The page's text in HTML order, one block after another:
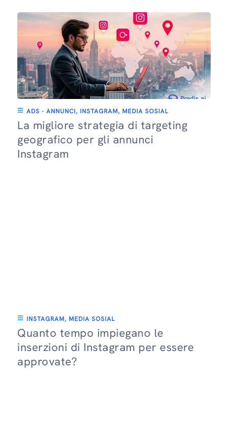
ADS - ANNUNCI, INSTAGRAM, MEDIA SOSIAL
La migliore strategia di targeting
geografico per gli annunci
Instagram
INSTAGRAM, MEDIA SOSIAL
Quanto tempo impiegano le
inserzioni di Instagram per essere
approvate?